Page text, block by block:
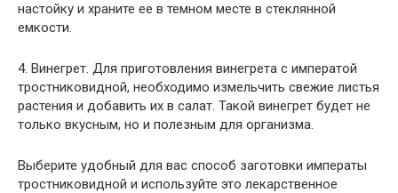
настойку и храните ее в темном месте в стеклянной
емкости.
4. Винегрет. Для приготовления винегрета с императой
тростниковидной, необходимо измельчить свежие листья
растения и добавить их в салат. Такой винегрет будет не
только вкусным, но и полезным для организма.
Выберите удобный для вас способ заготовки императы
тростниковидной и используйте это лекарственное